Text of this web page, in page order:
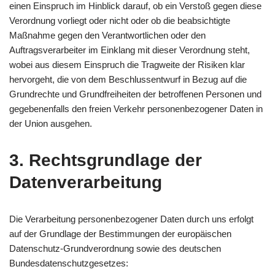
einen Einspruch im Hinblick darauf, ob ein Verstoß gegen diese
Verordnung vorliegt oder nicht oder ob die beabsichtigte
Maßnahme gegen den Verantwortlichen oder den
Auftragsverarbeiter im Einklang mit dieser Verordnung steht,
wobei aus diesem Einspruch die Tragweite der Risiken klar
hervorgeht, die von dem Beschlussentwurf in Bezug auf die
Grundrechte und Grundfreiheiten der betroffenen Personen und
gegebenenfalls den freien Verkehr personenbezogener Daten in
der Union ausgehen.
3. Rechtsgrundlage der
Datenverarbeitung
Die Verarbeitung personenbezogener Daten durch uns erfolgt
auf der Grundlage der Bestimmungen der europäischen
Datenschutz-Grundverordnung sowie des deutschen
Bundesdatenschutzgesetzes: